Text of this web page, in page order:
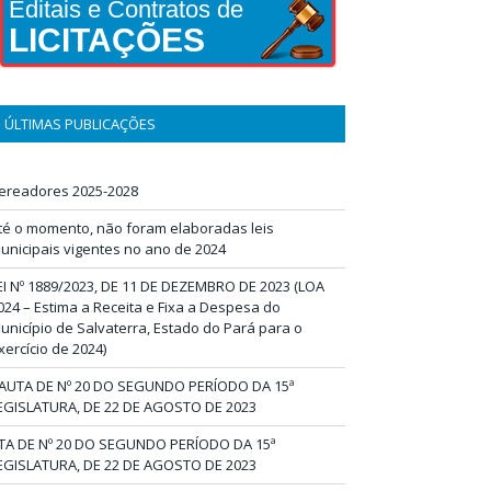
Editais e Contratos de
LICITAÇÕES
ÚLTIMAS PUBLICAÇÕES
2025-2028
o momento, não foram elaboradas leis
vigentes no ano de 2024
Nº 1889/2023, DE 11 DE DEZEMBRO DE 2023 (LOA
– Estima a Receita e Fixa a Despesa do
de Salvaterra, Estado do Pará para o
de 2024)
DE Nº 20 DO SEGUNDO PERÍODO DA 15ª
DE 22 DE AGOSTO DE 2023
DE Nº 20 DO SEGUNDO PERÍODO DA 15ª
DE 22 DE AGOSTO DE 2023